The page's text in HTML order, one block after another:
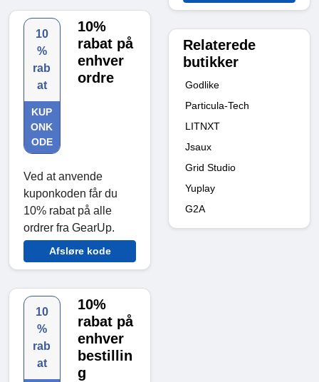
10
%
rab
at
KUP
ONK
ODE
10%
rabat på
enhver
ordre
Ved at anvende
kuponkoden får du
10% rabat på alle
ordrer fra GearUp.
Afsløre kode
10
%
rab
at
10%
rabat på
enhver
bestillin
g
Relaterede
butikker
Godlike
Particula-Tech
LITNXT
Jsaux
Grid Studio
Yuplay
G2A